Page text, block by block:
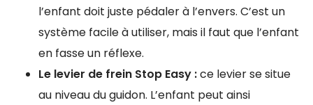
l’enfant doit juste pédaler à l’envers. C’est un
système facile à utiliser, mais il faut que l’enfant
en fasse un réflexe.
Le levier de frein Stop Easy :ce levier se situe
au niveau du guidon. L’enfant peut ainsi